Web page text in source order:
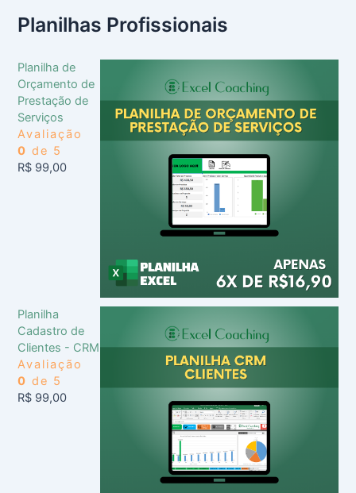
Planilhas Profissionais
Planilha de
Orçamento de
Prestação de
Serviços
Avaliação
0 de 5
R$ 99,00
Planilha
Cadastro de
Clientes - CRM
Avaliação
0 de 5
R$ 99,00